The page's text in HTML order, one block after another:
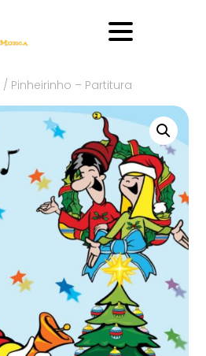
/ Pinheirinho – Partitura